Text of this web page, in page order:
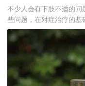
不少人会有下肢不适的
些问题，在对症治疗的基